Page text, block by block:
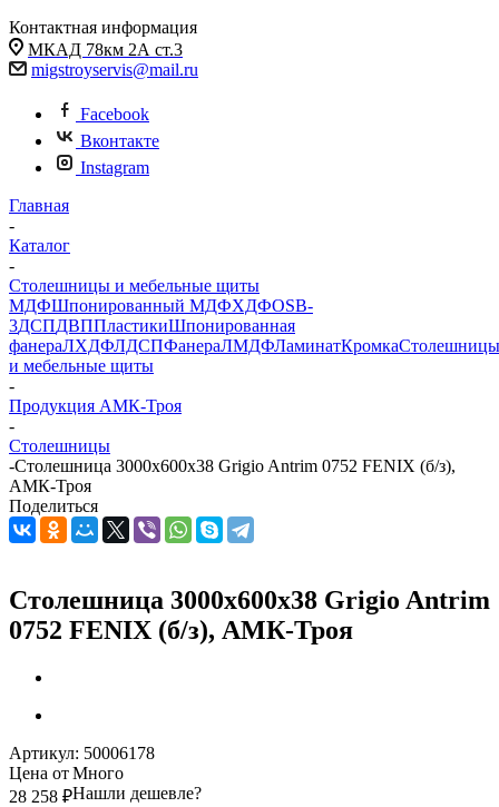
Контактная информация
МКАД 78км 2А ст.3
migstroyservis@mail.ru
Facebook
Вконтакте
Instagram
Главная
-
Каталог
-
Столешницы и мебельные щиты
МДФШпонированный МДФХДФOSB-
3ДСПДВППластикиШпонированная
фанераЛХДФЛДСПФанераЛМДФЛаминатКромкаСтолешницы
и мебельные щиты
-
Продукция АМК-Троя
-
Столешницы
-Столешница 3000х600х38 Grigio Antrim 0752 FENIX (б/з),
АМК-Троя
Поделиться
Столешница 3000х600х38 Grigio Antrim
0752 FENIX (б/з), АМК-Троя
Артикул: 50006178
Цена от
28 258 ₽
Много
Нашли дешевле?